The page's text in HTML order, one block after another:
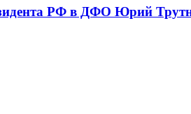
РФ в ДФО Юрий